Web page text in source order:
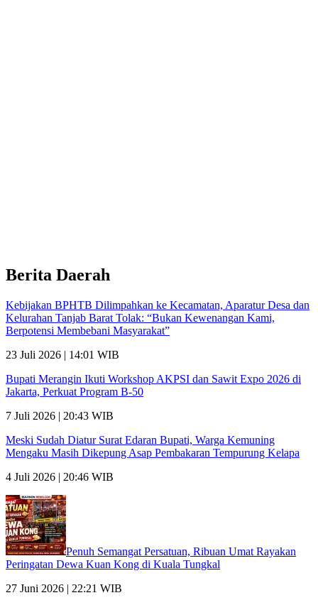
Berita Daerah
Kebijakan BPHTB Dilimpahkan ke Kecamatan, Aparatur Desa dan
Kelurahan Tanjab Barat Tolak: “Bukan Kewenangan Kami,
Berpotensi Membebani Masyarakat”
23 Juli 2026 | 14:01 WIB
Bupati Merangin Ikuti Workshop AKPSI dan Sawit Expo 2026 di
Jakarta, Perkuat Program B-50
7 Juli 2026 | 20:43 WIB
Meski Sudah Diatur Surat Edaran Bupati, Warga Kemuning
Mengaku Masih Dikepung Asap Pembakaran Tempurung Kelapa
4 Juli 2026 | 20:46 WIB
Penuh Semangat Persatuan, Ribuan Umat Rayakan
Peringatan Dewa Kuan Kong di Kuala Tungkal
27 Juni 2026 | 22:21 WIB